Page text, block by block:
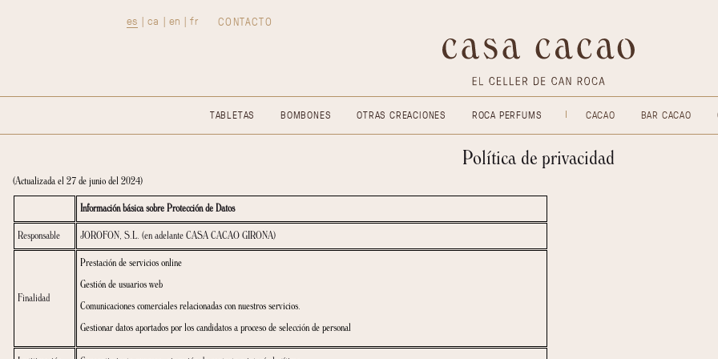
es | ca en | fr
(Actualizada el 27 de junio del 2024)
Información básica sobre Protección de Datos
Responsable
Prestación de servicios online
Gestión de usuarios web